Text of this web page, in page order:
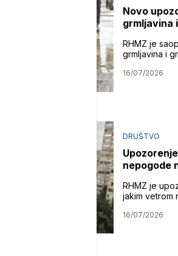
Novo
grmljavina
RHMZ je
grmljavina i
16/07/2026
DRUŠTVO
nepogode
RHMZ je
jakim vetrom
16/07/2026